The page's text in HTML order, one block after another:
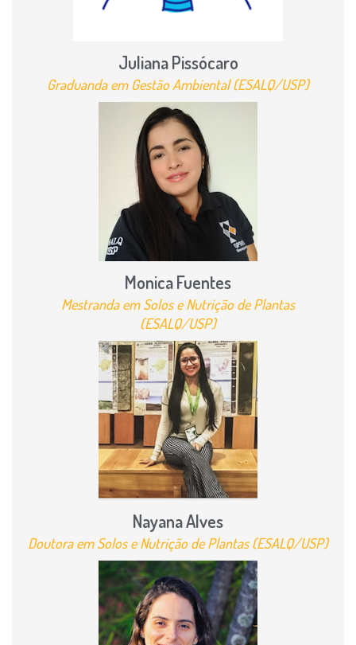
Juliana Pissócaro
Graduanda em Gestão Ambiental (ESALQ/USP)
Monica Fuentes
Mestranda em Solos e Nutrição de Plantas
(ESALQ/USP)
Nayana Alves
Doutora em Solos e Nutrição de Plantas (ESALQ/USP)